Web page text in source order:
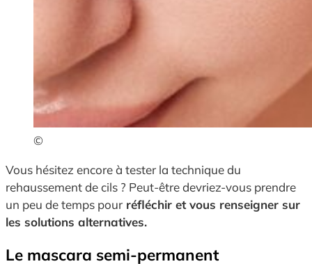
©
Vous hésitez encore à tester la technique du
rehaussement de cils ? Peut-être devriez-vous prendre
un peu de temps pour réfléchir et vous renseigner sur
les solutions alternatives.
Le mascara semi-permanent